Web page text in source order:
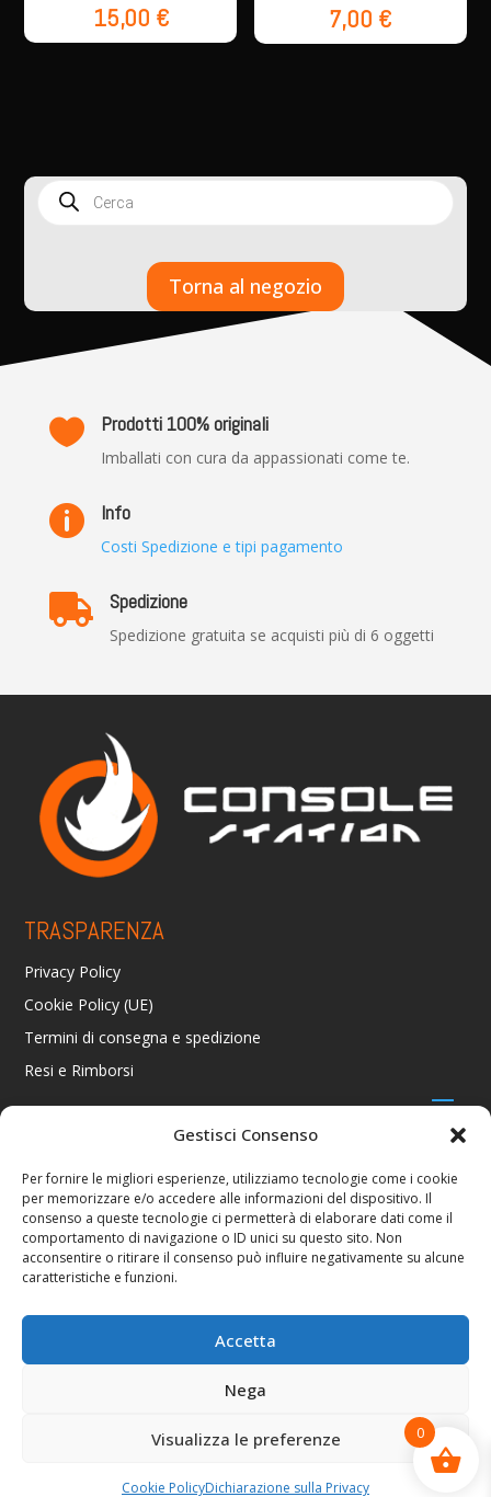
Gestisci Consenso
Per fornire le migliori esperienze, utilizziamo tecnologie come i cookie
per memorizzare e/o accedere alle informazioni del dispositivo. Il
consenso a queste tecnologie ci permetterà di elaborare dati come il
comportamento di navigazione o ID unici su questo sito. Non
acconsentire o ritirare il consenso può influire negativamente su alcune
caratteristiche e funzioni.
Accetta
Nega
Visualizza le preferenze
Cookie PolicyDichiarazione sulla Privacy
15,00 € 7,00 €
search
Torna al negozio
 Prodotti 100% originali
Imballati con cura da appassionati come te.
 Info
Costi Spedizione e tipi pagamento
 Spedizione
Spedizione gratuita se acquisti più di 6 oggetti
TRASPARENZA
Privacy Policy
Cookie Policy (UE)
Termini di consegna e spedizione
Resi e Rimborsi
CONTATTI
Via R. Giuliani 70/c Rosso, 50141 Firenze FI
+39 055 4289002 / +39 392 2343100
info@consolestation.it
P.Iva 04990180483
Console Station 2024
0